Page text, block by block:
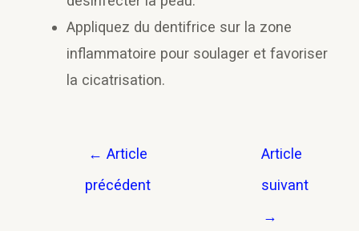
Appliquez du dentifrice sur la zone
inflammatoire pour soulager et favoriser
la cicatrisation.
← Article
précédent
Article
suivant
→